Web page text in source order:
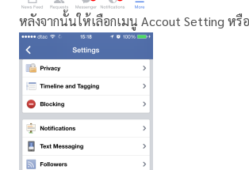
หลังจากนั้นให้เลือกเมนู Accout Setting ห